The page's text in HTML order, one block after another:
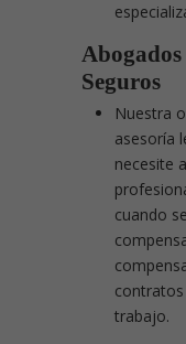
Seguros
Nuestra
asesoría
necesite
cuando
trabajo.